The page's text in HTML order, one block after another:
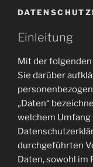
Einleitung
Mit der
Sie darüber
„Daten“
welchem Umfang
durchgeführten
Daten, sowohl im